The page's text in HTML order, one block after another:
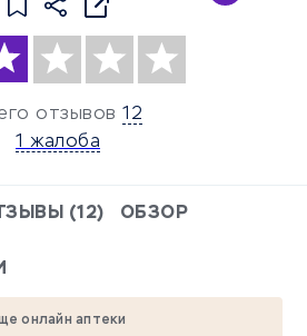
отзывов 12
1 жалоба
(12) ОБЗОР
онлайн аптеки